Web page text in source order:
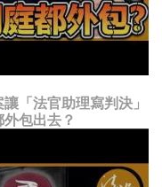
「法官助理寫判決」
包出去？